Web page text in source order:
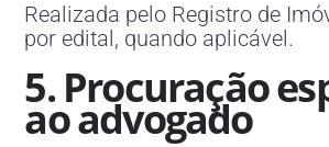
Realizada pelo Registro de
por edital, quando aplicável.
5. Procuração
ao advogado